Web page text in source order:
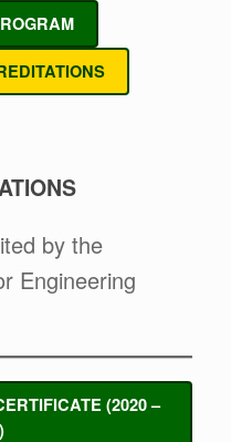
by the
Engineering
(2020 –